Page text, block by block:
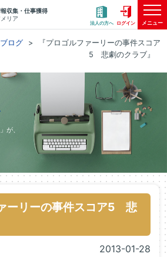
収集・仕事獲得
リア
法人の方へ ログイン メニュー
ログ
『プロゴルファーリーの事件スコア
5 悲劇のクラブ』
が、
ーリーの事件スコア5 悲
2013-01-28